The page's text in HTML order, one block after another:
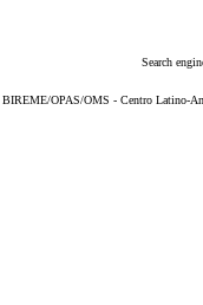
Search
BIREME/OPAS/OMS - Centro Latino-